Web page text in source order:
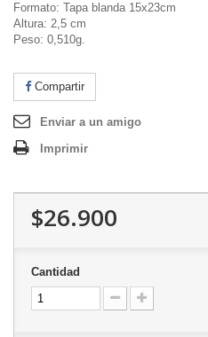
Formato: Tapa blanda 15x23cm
Altura: 2,5 cm
Peso: 0,510g.
Compartir
Enviar a un amigo
Imprimir
$26.900
Cantidad